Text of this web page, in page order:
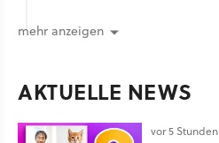
mehr anzeigen
AKTUELLE NEWS
vor 5 Stunden